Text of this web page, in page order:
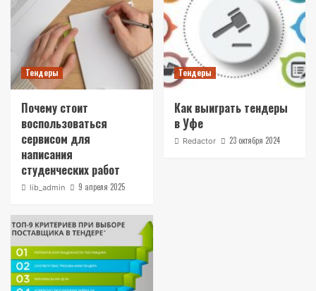
Тендеры
Почему стоит
воспользоваться
сервисом для
написания
студенческих работ
lib_admin 9 апреля 2025
Тендеры
Как выиграть тендеры
в Уфе
Redactor 23 октября 2024